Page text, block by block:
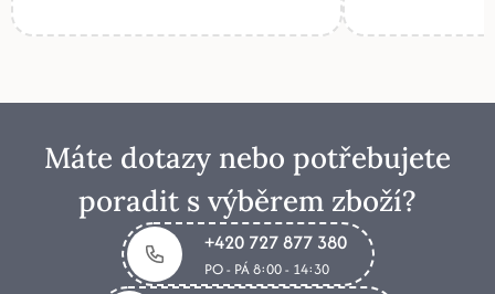
Máte dotazy nebo potřebujete
poradit s výběrem zboží?
+420 727 877 380
PO - PÁ 8:00 - 14:30